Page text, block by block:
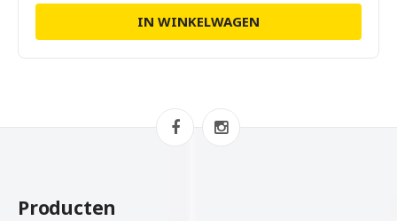
IN WINKELWAGEN
Producten